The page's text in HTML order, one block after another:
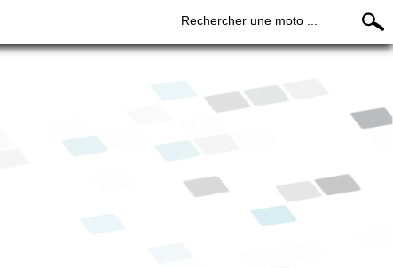
Rechercher une moto ...